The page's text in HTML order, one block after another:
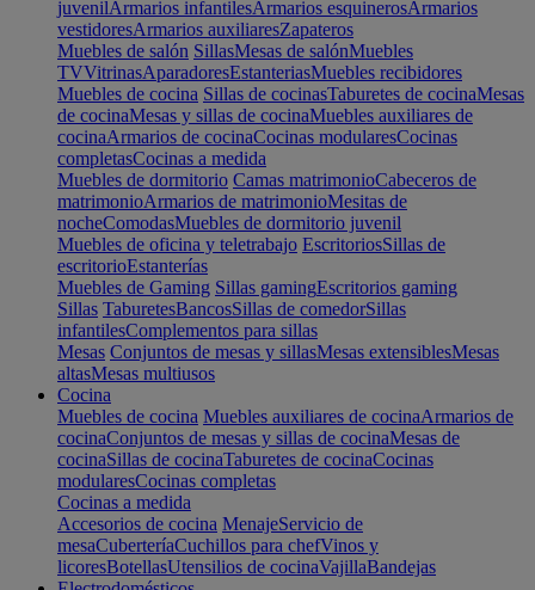
juvenilArmarios infantilesArmarios esquinerosArmarios
vestidoresArmarios auxiliaresZapateros
Muebles de salón SillasMesas de salónMuebles
TVVitrinasAparadoresEstanteriasMuebles recibidores
Muebles de cocina Sillas de cocinasTaburetes de cocinaMesas
de cocinaMesas y sillas de cocinaMuebles auxiliares de
cocinaArmarios de cocinaCocinas modularesCocinas
completasCocinas a medida
Muebles de dormitorio Camas matrimonioCabeceros de
matrimonioArmarios de matrimonioMesitas de
nocheComodasMuebles de dormitorio juvenil
Muebles de oficina y teletrabajo EscritoriosSillas de
escritorioEstanterías
Muebles de Gaming Sillas gamingEscritorios gaming
Sillas TaburetesBancosSillas de comedorSillas
infantilesComplementos para sillas
Mesas Conjuntos de mesas y sillasMesas extensiblesMesas
altasMesas multiusos
Cocina
Muebles de cocina Muebles auxiliares de cocinaArmarios de
cocinaConjuntos de mesas y sillas de cocinaMesas de
cocinaSillas de cocinaTaburetes de cocinaCocinas
modularesCocinas completas
Cocinas a medida
Accesorios de cocina MenajeServicio de
mesaCuberteríaCuchillos para chefVinos y
licoresBotellasUtensilios de cocinaVajillaBandejas